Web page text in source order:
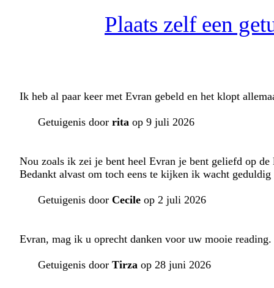
Plaats zelf een
Ik heb al paar keer met Evran gebeld en het klopt
Getuigenis door rita op 9 juli 2026
Nou zoals ik zei je bent heel Evran je bent geliefd op
Bedankt alvast om toch eens te kijken ik wacht
Getuigenis door Cecile op 2 juli 2026
Evran, mag ik u oprecht danken voor uw mooie
Getuigenis door Tirza op 28 juni 2026